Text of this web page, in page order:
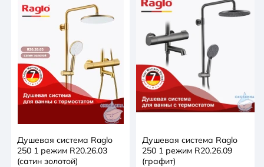
Душевая система Raglo
250 1 режим R20.26.03
(сатин золотой)
Душевая система Raglo
250 1 режим R20.26.09
(графит)